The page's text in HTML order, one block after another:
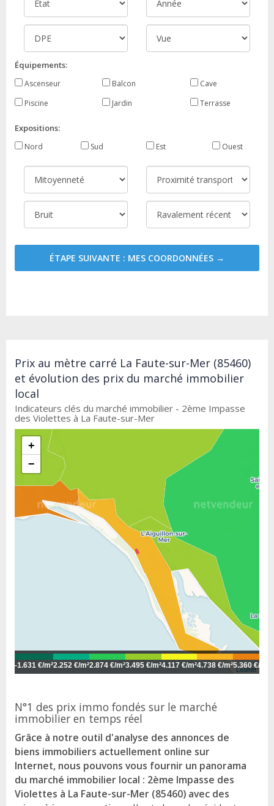
Équipements:
Ascenseur Balcon
Cave
Piscine
Jardin Terrasse
Expositions:
Nord Sud Est Ouest
ÉTAPE SUIVANTE : MES COORDONNÉES →
Prix au mètre carré La Faute-sur-Mer (85460)
et évolution des prix du marché immobilier
local
Indicateurs clés du marché immobilier - 2ème Impasse
des Violettes à La Faute-sur-Mer
+
−
Leaflet
-1.631 €/m²2.252 €/m²2.874 €/m²3.495 €/m²4.117 €/m²4.738 €/m²5.360 €/m²
N°1 des prix immo fondés sur le marché
immobilier en temps réel
Grâce à notre outil d'analyse des annonces de
biens immobiliers actuellement online sur
Internet, nous pouvons vous fournir un panorama
du marché immobilier local : 2ème Impasse des
Violettes à La Faute-sur-Mer (85460) avec des